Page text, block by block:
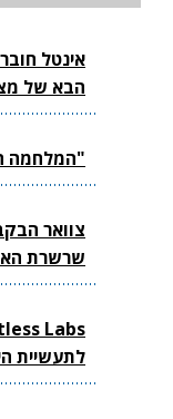
אינטל
הבא של
"המלחמה הכפילה פי 5
שרשרת
לתעשיית